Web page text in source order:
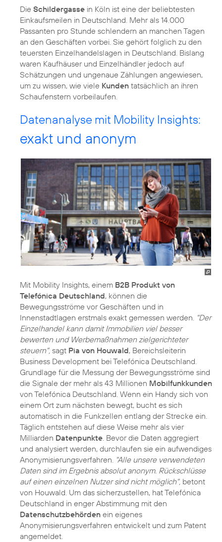
Die Schildergasse in Köln ist eine der beliebtesten
Einkaufsmeilen in Deutschland. Mehr als 14.000
Passanten pro Stunde schlendern an manchen Tagen
an den Geschäften vorbei. Sie gehört folglich zu den
teuersten Einzelhandelslagen in Deutschland. Bislang
waren Kaufhäuser und Einzelhändler jedoch auf
Schätzungen und ungenaue Zählungen angewiesen,
um zu wissen, wie viele Kunden tatsächlich an ihren
Schaufenstern vorbeilaufen.
Datenanalyse mit Mobility Insights:
exakt und anonym
Mit Mobility Insights, einem B2B ­Produkt von
Telefónica Deutschland, können die
Bewegungsströme vor Geschäften und in
Innenstadtlagen erstmals exakt gemessen werden. "Der
Einzelhandel kann damit Immobilien viel besser
bewerten und Werbemaßnahmen zielgerichteter
steuern", sagt Pia von Houwald, Bereichsleiterin
Business Development bei Telefónica Deutschland.
Grundlage für die Messung der Bewegungsströme sind
die Signale der mehr als 43 Millionen Mobilfunkkunden
von Telefónica Deutschland. Wenn ein Handy sich von
einem Ort zum nächsten bewegt, bucht es sich
automatisch in die Funkzellen entlang der Strecke ein.
Täglich entstehen auf diese Weise mehr als vier
Milliarden Datenpunkte. Bevor die Daten aggregiert
und analysiert werden, durchlaufen sie ein aufwendiges
Anonymisierungsverfahren. "Alle unsere verwendeten
Daten sind im Ergebnis absolut anonym. Rückschlüsse
auf einen einzelnen Nutzer sind nicht möglich", betont
von Houwald. Um das sicherzustellen, hat Telefónica
Deutschland in enger Abstimmung mit den
Datenschutzbehörden ein eigenes
Anonymisierungsverfahren entwickelt und zum Patent
angemeldet.